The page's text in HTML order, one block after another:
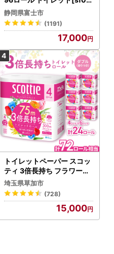
1-012]
静岡県富士市
(1191)
17,000
トイレットペーパー スコッ
ティ 3倍長持ち フラワーパ
ック 4ロール×6P
埼玉県草加市
(728)
15,000